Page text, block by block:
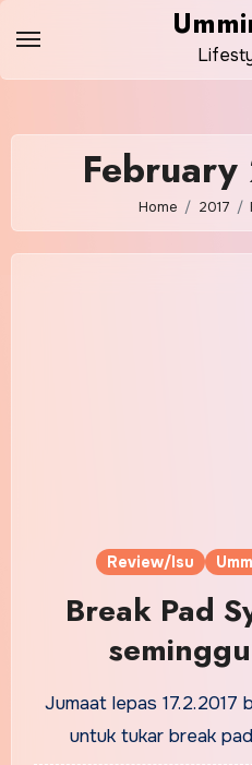
content
Home 2017
Review/Isu
Break Pad
Jumaat lepas 17.2.2017
untuk tukar break